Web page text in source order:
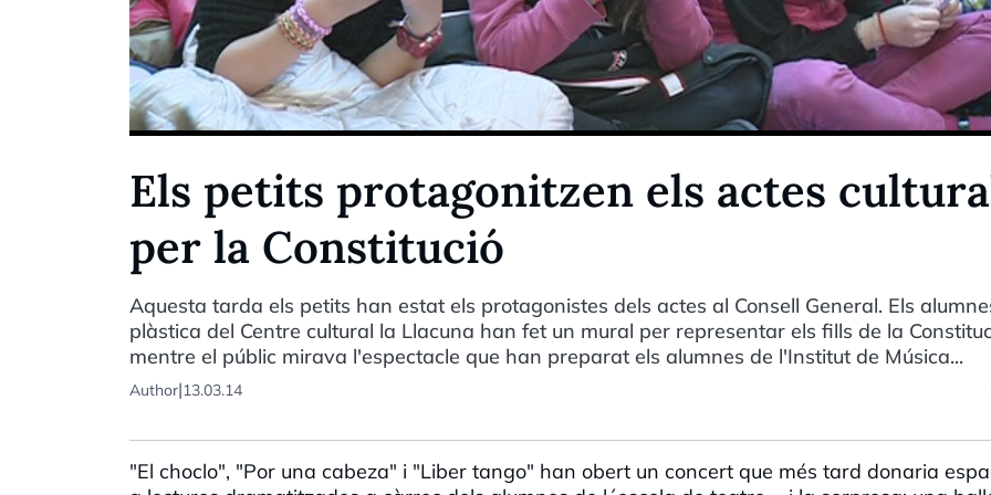
Els petits protagonitzen els actes
per la Constitució
Aquesta tarda els petits han estat els protagonistes dels actes al Consell General. Els
plàstica del Centre cultural la Llacuna han fet un mural per representar els fills de la
mentre el públic mirava l'espectacle que han preparat els alumnes de l'Institut de Música...
Author|13.03.14
"El choclo", "Por una cabeza" i "Liber tango" han obert un concert que més tard donaria